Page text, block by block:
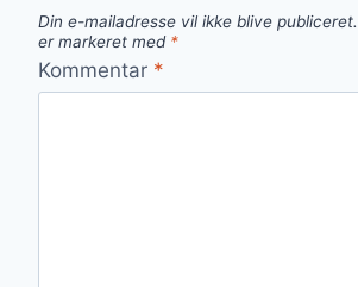
Din e-mailadresse vil ikke blive publiceret.
er markeret med *
Kommentar *